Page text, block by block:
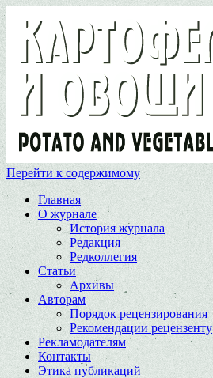
Перейти к содержимому
Главная
О журнале
История журнала
Редакция
Редколлегия
Статьи
Архивы
Авторам
Порядок рецензирования
Рекомендации рецензенту
Рекламодателям
Контакты
Этика публикаций